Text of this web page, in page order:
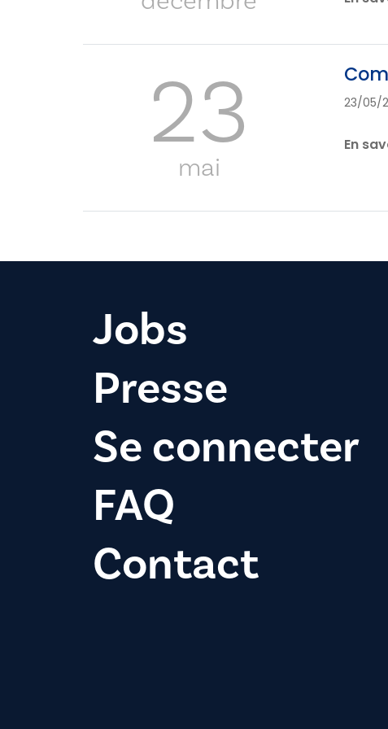
23
mai
23/05/
En
Jobs
Presse
Se connecter
FAQ
Contact